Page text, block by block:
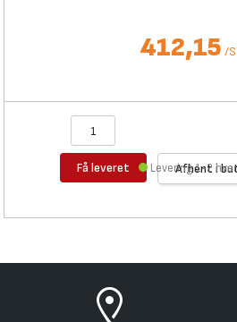
412,15 /
Få leveret Afhent i
Levering 1-2